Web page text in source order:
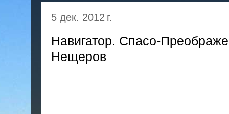
5 дек. 2012 г.
Навигатор. Спасо-
Нещеров